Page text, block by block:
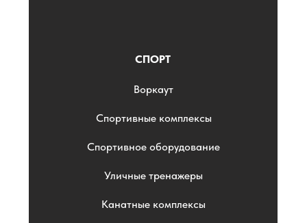
СПОРТ
Воркаут
Спортивные комплексы
Спортивное оборудование
Уличные тренажеры
Канатные комплексы